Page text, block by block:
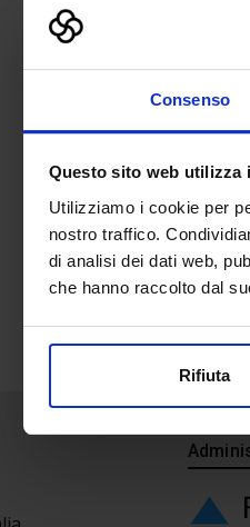
Consenso
Questo sito web utilizza
Utilizziamo i cookie per
nostro traffico.
di analisi dei dati web,
che hanno raccolto dal
Rifiuta